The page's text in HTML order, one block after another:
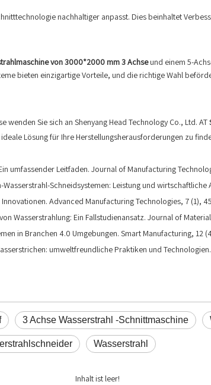
nachhaltiger anpasst. Dies beinhaltet
von 3000*2000 mm 3 Achseund einem 5-
bieten einzigartige Vorteile, und die richtige Wahl
Sie sich an Shenyang Head Technology Co., Ltd. AT
Lösung für Ihre Herstellungsherausforderungen zu
umfassender Leitfaden. Journal of Manufacturing
Schneidsystemen: Leistung und
Advanced Manufacturing Technologies, 7 (1),
Wasserstrahlung: Ein Fallstudienansatz. Journal of
in Branchen 4.0 Umgebungen. Smart Manufacturing, 12
umweltfreundliche Praktiken und
3 Achse Wasserstrahl -Schnittmaschine
Wasserstrahl
Inhalt ist leer!